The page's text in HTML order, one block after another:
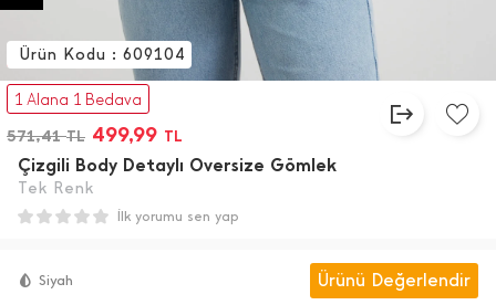
1 Alana 1 Bedava
571,41TL 499,99 TL
%12
Çizgili Body Detaylı Oversize Gömlek
Tek Renk
Ürün Kodu : 609104
İlk yorumu sen yap
Siyah Ürünü Değerlendir